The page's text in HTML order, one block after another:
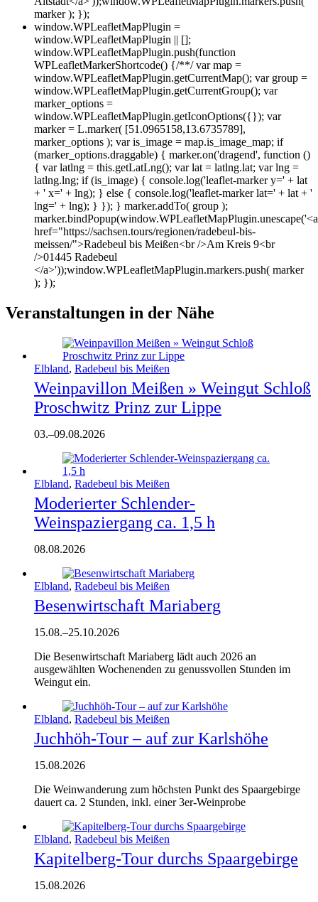
marker ); });
window.WPLeafletMapPlugin =
window.WPLeafletMapPlugin || [];
window.WPLeafletMapPlugin.push(function
WPLeafletMarkerShortcode() {/**/ var map =
window.WPLeafletMapPlugin.getCurrentMap(); var group =
window.WPLeafletMapPlugin.getCurrentGroup(); var
marker_options =
window.WPLeafletMapPlugin.getIconOptions({}); var
marker = L.marker( [51.0965158,13.6735789],
marker_options ); var is_image = map.is_image_map; if
(marker_options.draggable) { marker.on('dragend', function ()
{ var latlng = this.getLatLng(); var lat = latlng.lat; var lng =
latlng.lng; if (is_image) { console.log('leaflet-marker y=' + lat
+ ' x=' + lng); } else { console.log('leaflet-marker lat=' + lat + '
lng=' + lng); } }); } marker.addTo( group );
marker.bindPopup(window.WPLeafletMapPlugin.unescape('<a
href="https://sachsen.tours/regionen/radebeul-bis-
meissen/">Radebeul bis Meißen<br />Am Kreis 9<br
/>01445 Radebeul
</a>'));window.WPLeafletMapPlugin.markers.push( marker
); });
Veranstaltungen in der Nähe
Elbland, Radebeul bis Meißen
Weinpavillon Meißen » Weingut Schloß
Proschwitz Prinz zur Lippe
03.–09.08.2026
Elbland, Radebeul bis Meißen
Moderierter Schlender-
Weinspaziergang ca. 1,5 h
08.08.2026
Elbland, Radebeul bis Meißen
Besenwirtschaft Mariaberg
15.08.–25.10.2026
Die Besenwirtschaft Mariaberg lädt auch 2026 an
ausgewählten Wochenenden zu genussvollen Stunden im
Weingut ein.
Elbland, Radebeul bis Meißen
Juchhöh-Tour – auf zur Karlshöhe
15.08.2026
Die Weinwanderung zum höchsten Punkt des Spaargebirge
dauert ca. 2 Stunden, inkl. einer 3er-Weinprobe
Elbland, Radebeul bis Meißen
Kapitelberg-Tour durchs Spaargebirge
15.08.2026